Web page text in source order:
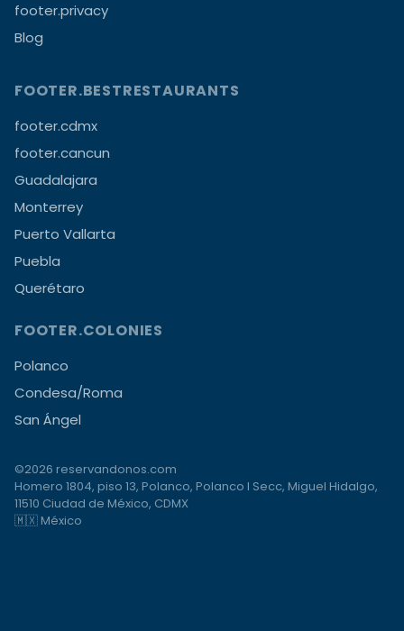
footer.privacy
Blog
FOOTER.BESTRESTAURANTS
footer.cdmx
footer.cancun
Guadalajara
Monterrey
Puerto Vallarta
Puebla
Querétaro
FOOTER.COLONIES
Polanco
Condesa/Roma
San Ángel
©2026 reservandonos.com
Homero 1804, piso 13, Polanco, Polanco I Secc, Miguel Hidalgo,
11510 Ciudad de México, CDMX
🇲🇽 México